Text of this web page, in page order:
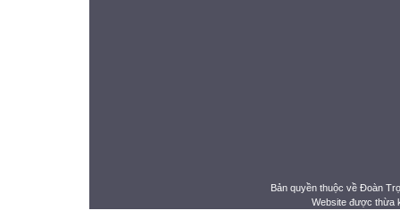
Bản quyền thuộc về Đoàn
Website được thừa